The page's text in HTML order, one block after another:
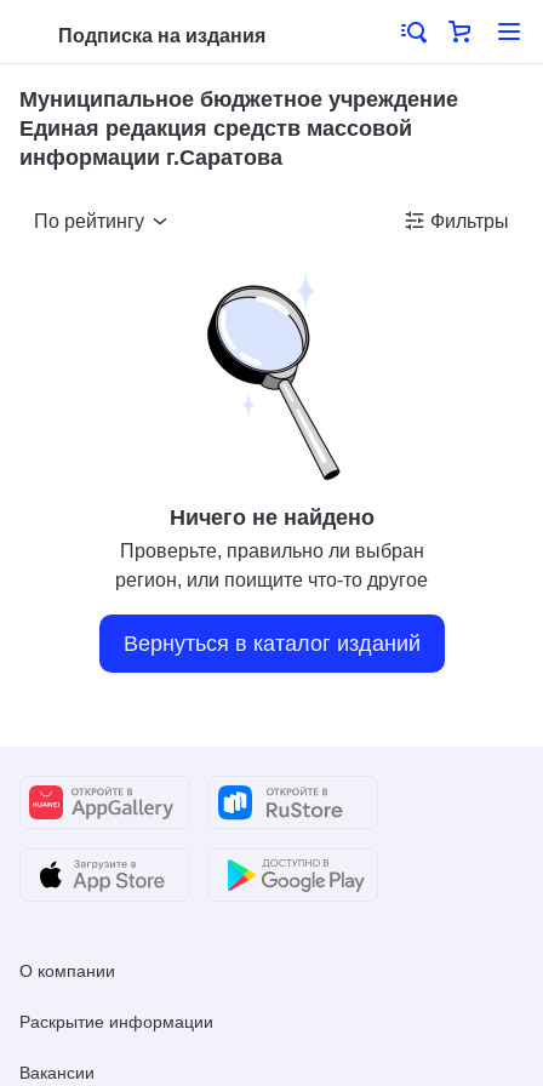
Подписка на издания
Муниципальное бюджетное учреждение
Единая редакция средств массовой
информации г.Саратова
По рейтингу Фильтры
Ничего не найдено
Проверьте, правильно ли выбран
регион, или поищите что-то другое
Вернуться в каталог изданий
О компании
Раскрытие информации
Вакансии